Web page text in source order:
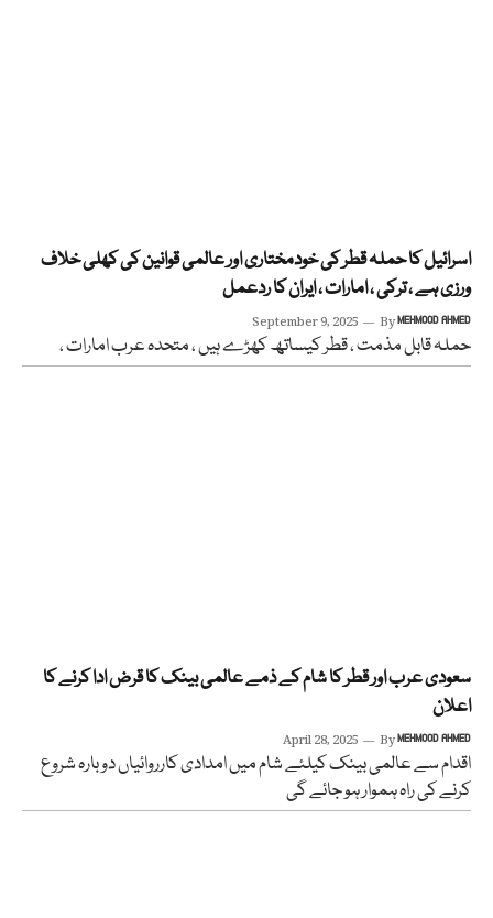
اسرائیل کا حملہ قطر کی خودمختاری اور عالمی قوانین کی کھلی خلاف
ورزی ہے ، ترکی ، امارات ، ایران کا ردعمل
September 9, 2025 ByMEHMOOD AHMED
حملہ قابل مذمت ، قطر کیساتھ کھڑے ہیں ، متحدہ عرب امارات ،
سعودی عرب اور قطر کا شام کے ذمے عالمی بینک کا قرض ادا کرنے کا
اعلان
April 28, 2025 ByMEHMOOD AHMED
اقدام سے عالمی بینک کیلئے شام میں امدادی کارروائیاں دوبارہ شروع
کرنے کی راہ ہموار ہو جائے گی